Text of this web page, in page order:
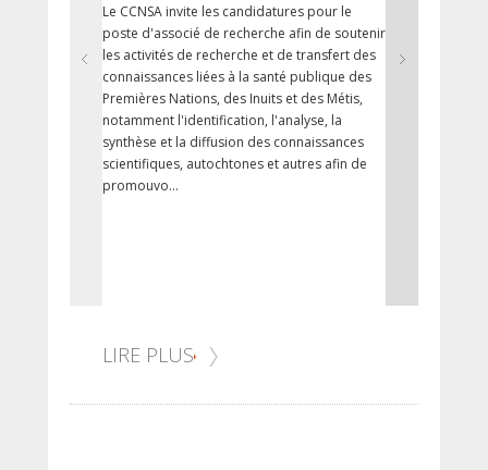
Le CCNSA invite les candidatures pour le
poste d'associé de recherche afin de soutenir
les activités de recherche et de transfert des
connaissances liées à la santé publique des
Premières Nations, des Inuits et des Métis,
notamment l'identification, l'analyse, la
synthèse et la diffusion des connaissances
scientifiques, autochtones et autres afin de
promouvo...
LIRE PLUS